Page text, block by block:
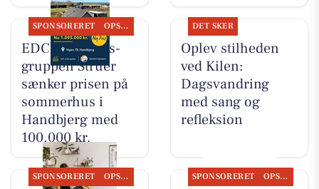
SPONSORERET OPSLAGSTAVLEN
EDC Ejen­doms­
grup­pen Struer
sænker prisen på
sommerhus i
Handbjerg med
100.000 kr.
DET SKER
Oplev stilheden
ved Kilen:
Dagsvandring
med sang og
refleksion
SPONSORERET OPSLAGSTAVLEN SPONSORERET OPSLAGSTAVLEN